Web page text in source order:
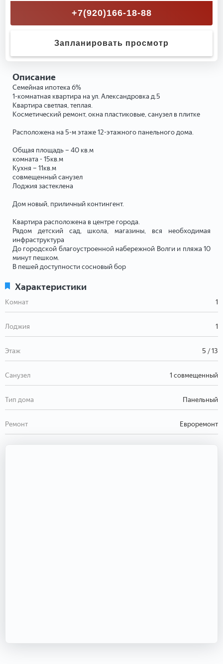
+7(920)166-18-88
Запланировать просмотр
Описание
Семейная ипотека 6%
1-комнатная квартира на ул. Александровка д.5
Квартира светлая, теплая.
Косметический ремонт, окна пластиковые, санузел в плитке
Расположена на 5-м этаже 12-этажного панельного дома.
Общая площадь – 40 кв.м
комната - 15кв.м
Кухня – 11кв.м
совмещенный санузел
Лоджия застеклена
Дом новый, приличный контингент.
Квартира расположена в центре города.
Рядом детский сад, школа, магазины, вся необходимая
инфраструктура
До городской благоустроенной набережной Волги и пляжа 10
минут пешком.
В пешей доступности сосновый бор
Характеристики
Комнат 1
Лоджия 1
Этаж 5 / 13
Санузел 1 совмещенный
Тип дома Панельный
Ремонт Евроремонт